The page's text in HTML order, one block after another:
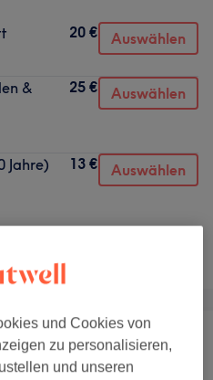
20 € Auswählen
&
25 € Auswählen
Jahre)
13 € Auswählen
Friseur
und Cookies von
zu personalisieren,
und unseren